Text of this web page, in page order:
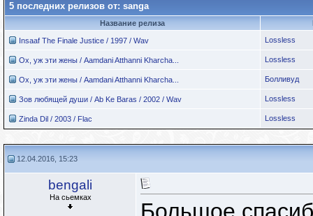
5 последних релизов от: sanga
Название релиза
Insaaf The Finale Justice / 1997 / Wav Lossless
Ох, уж эти жены / Aamdani Atthanni Kharcha... Lossless
Ох, уж эти жены / Aamdani Atthanni Kharcha... Болливуд
Зов любящей души / Ab Ke Baras / 2002 / Wav Lossless
Zinda Dil / 2003 / Flac Lossless
12.04.2016, 15:23
bengali
На сьемках